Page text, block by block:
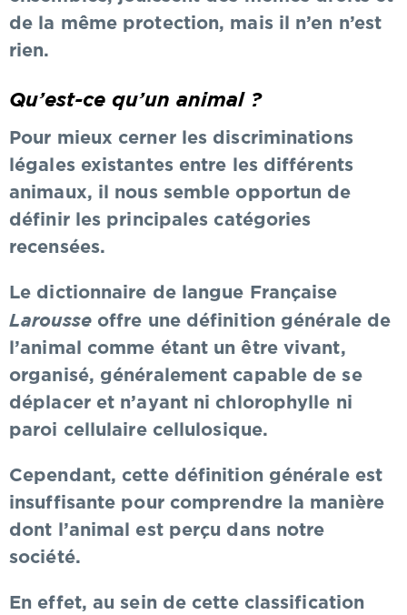
de la même protection, mais il n’en n’est
rien.
Qu’est-ce qu’un animal ?
Pour mieux cerner les discriminations
légales existantes entre les différents
animaux, il nous semble opportun de
définir les principales catégories
recensées.
Le dictionnaire de langue Française
Larousseoffre une définition générale de
l’animal comme étant un être vivant,
organisé, généralement capable de se
déplacer et n’ayant ni chlorophylle ni
paroi cellulaire cellulosique.
Cependant, cette définition générale est
insuffisante pour comprendre la manière
dont l’animal est perçu dans notre
société.
En effet, au sein de cette classification